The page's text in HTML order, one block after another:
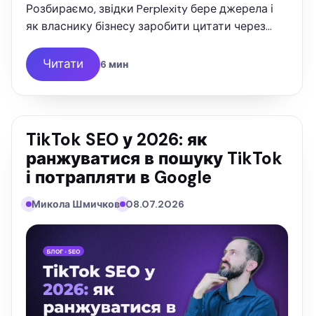
Розбираємо, звідки Perplexity бере джерела і
як власнику бізнесу заробити цитати через
Читати 6 мин
TikTok SEO у 2026: як
ранжуватися в пошуку TikTok
і потрапляти в Google
Микола Шмичков 08.07.2026